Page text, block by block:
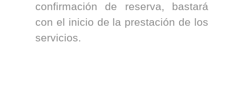
confirmación de reserva, bastará
con el inicio de la prestación de los
servicios.